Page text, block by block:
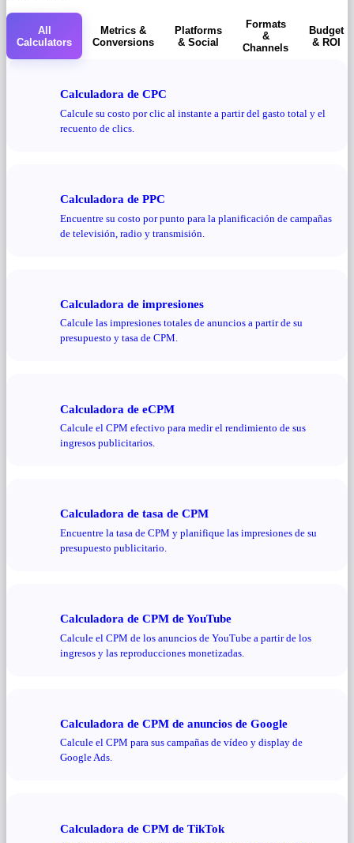
All
Calculators
Metrics &
Conversions
Platforms
& Social
Formats
&
Channels
Budget
& ROI
Calculadora de CPC
Calcule su costo por clic al instante a partir del gasto total y el
recuento de clics.
Calculadora de PPC
Encuentre su costo por punto para la planificación de campañas
de televisión, radio y transmisión.
Calculadora de impresiones
Calcule las impresiones totales de anuncios a partir de su
presupuesto y tasa de CPM.
Calculadora de eCPM
Calcule el CPM efectivo para medir el rendimiento de sus
ingresos publicitarios.
Calculadora de tasa de CPM
Encuentre la tasa de CPM y planifique las impresiones de su
presupuesto publicitario.
Calculadora de CPM de YouTube
Calcule el CPM de los anuncios de YouTube a partir de los
ingresos y las reproducciones monetizadas.
Calculadora de CPM de anuncios de Google
Calcule el CPM para sus campañas de vídeo y display de
Google Ads.
Calculadora de CPM de TikTok